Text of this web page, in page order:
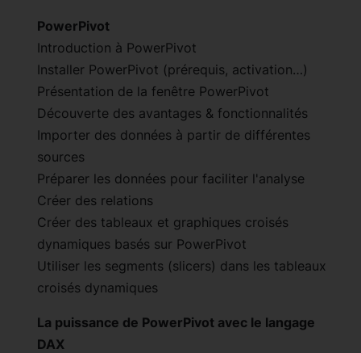
PowerPivot
Introduction à PowerPivot
Installer PowerPivot (prérequis, activation…)
Présentation de la fenêtre PowerPivot
Découverte des avantages & fonctionnalités
Importer des données à partir de différentes
sources
Préparer les données pour faciliter l'analyse
Créer des relations
Créer des tableaux et graphiques croisés
dynamiques basés sur PowerPivot
Utiliser les segments (slicers) dans les tableaux
croisés dynamiques
La puissance de PowerPivot avec le langage
DAX